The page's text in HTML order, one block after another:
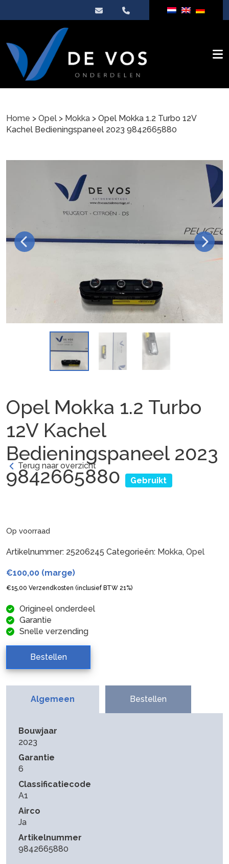
Home > Opel > Mokka > Opel Mokka 1.2 Turbo 12V
Kachel Bedieningspaneel 2023 9842665880
Opel Mokka 1.2 Turbo
12V Kachel
Bedieningspaneel 2023
9842665880
Gebruikt
Terug naar overzicht
Op voorraad
Artikelnummer: 25206245 Categorieën: Mokka, Opel
€100,00 (marge)
€15,00 Verzendkosten (inclusief BTW 21%)
Origineel onderdeel
Garantie
Snelle verzending
Bestellen
Algemeen Bestellen
Bouwjaar
2023
Garantie
6
Classificatiecode
A1
Airco
Ja
Artikelnummer
9842665880